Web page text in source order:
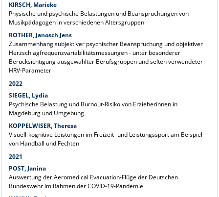
KIRSCH, Marieke
Physische und psychische Belastungen und Beanspruchungen von
Musikpädagogen in verschiedenen Altersgruppen
ROTHER, Janosch Jens
Zusammenhang subjektiver psychischer Beanspruchung und objektiver
Herzschlagfrequenzvariabilitätsmessungen - unter besonderer
Berücksichtigung ausgewählter Berufsgruppen und selten verwendeter
HRV-Parameter
2022
SIEGEL, Lydia
Psychische Belastung und Burnout-Risiko von Erzieherinnen in
Magdeburg und Umgebung
KOPPELWISER, Theresa
Visuell-kognitive Leistungen im Freizeit- und Leistungssport am Beispiel
von Handball und Fechten
2021
POST, Janina
Auswertung der Aeromedical Evacuation-Flüge der Deutschen
Bundeswehr im Rahmen der COVID-19-Pandemie